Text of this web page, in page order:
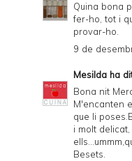
Quina bona
fer-ho, tot i
provar-ho.
9 de
Mesilda ha
Bona nit
M'encanten
que li
i molt
Besets.